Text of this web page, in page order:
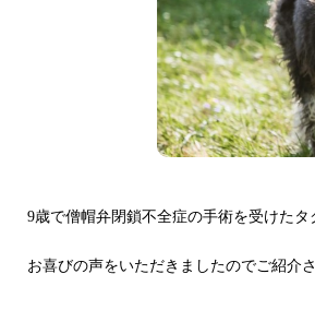
9歳で僧帽弁閉鎖不全症の手術を受けたタ
お喜びの声をいただきましたのでご紹介